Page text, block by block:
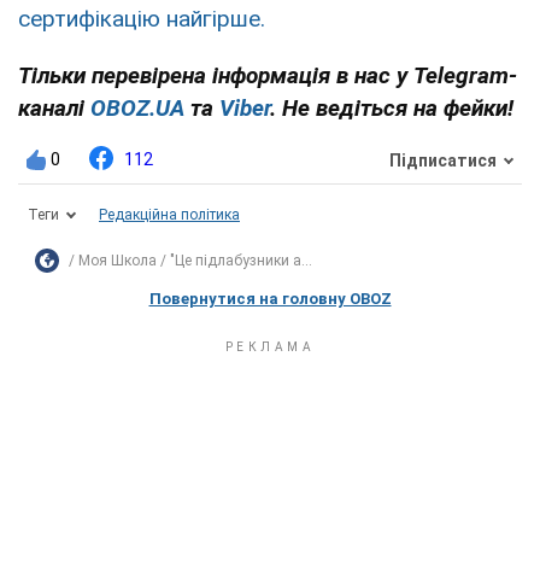
сертифікацію найгірше.
Тільки перевірена інформація в нас у Telegram-
каналі OBOZ.UA та Viber. Не ведіться на фейки!
0 112 Підписатися
Теги Редакційна політика
Моя Школа "Це підлабузники а...
Повернутися на головну OBOZ